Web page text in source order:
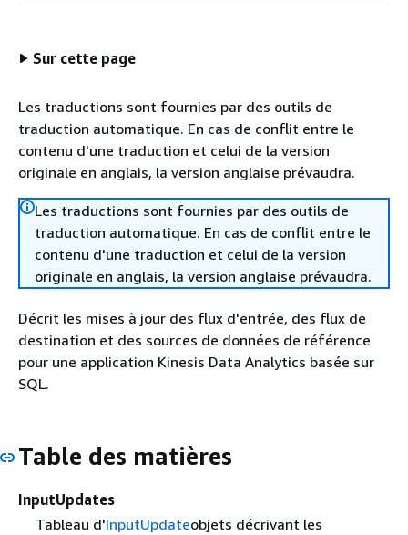
Sur cette page
Les traductions sont fournies par des outils de
traduction automatique. En cas de conflit entre le
contenu d'une traduction et celui de la version
originale en anglais, la version anglaise prévaudra.
Les traductions sont fournies par des outils de
traduction automatique. En cas de conflit entre le
contenu d'une traduction et celui de la version
originale en anglais, la version anglaise prévaudra.
Décrit les mises à jour des flux d'entrée, des flux de
destination et des sources de données de référence
pour une application Kinesis Data Analytics basée sur
SQL.
Table des matières
InputUpdates
Tableau d'InputUpdateobjets décrivant les